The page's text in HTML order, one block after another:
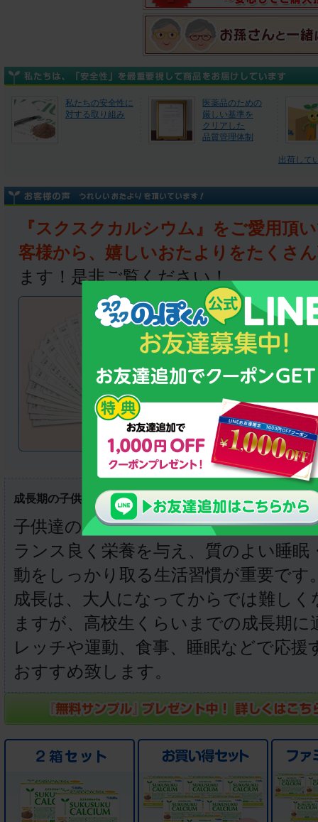
私たちの安全性に
対する取り組み
医薬品のための
厳しい基準を
クリアした
品質管理体制
出荷して
『スクスクカルシウム』をご愛用頂
客様から、嬉しいおたよりをたくさん
ます！是非ご覧ください！
成長期の子供を持つお母さんへ
子供達の成長のためには、カルシウム
ランス良く栄養を与え、質のよい睡眠
動をしっかり取る生活習慣が重要です
成長は、大人になってからでは難しく
ますが、高校生くらいまでの成長期に
レッチや運動、食事、睡眠などで応援
おすすめ致します。